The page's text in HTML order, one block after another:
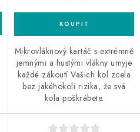
Mikrovláknový kartáč s extrémně
jemnými a hustými vlákny umyje
každé zákoutí Vašich kol zcela
bez jakéhokoli rizika, že svá
kola poškrábete.